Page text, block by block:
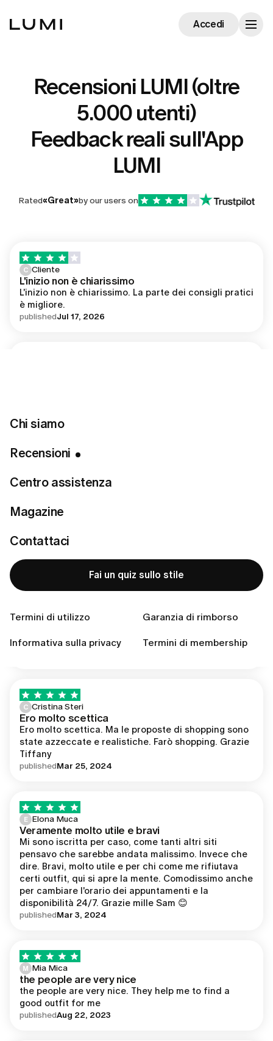
Chi siamo
Recensioni
Centro assistenza
Magazine
Contattaci
Fai un quiz sullo stile
Termini di utilizzo Garanzia di rimborso
Informativa sulla privacy Termini di membership
Accedi
Recensioni LUMI (oltre
5.000 utenti)
Feedback reali sull'App
LUMI
Rated«Great»by our users on
C Cliente
L'inizio non è chiarissimo
L'inizio non è chiarissimo. La parte dei consigli pratici
è migliore.
publishedJul 17, 2026
oltre ad altre piccole indicazioni è riuscita a
presentarmi un outfit perfetto
Mi è piaciuta molto la tempestività del…
Mi è piaciuta molto la tempestività del servizio e
preferenze. I link con i siti dove acquistare è
A alessandra massari
Kind and fast, really appreciate
C Cristina Steri
Ero molto scettica
Ero molto scettica. Ma le proposte di shopping sono
state azzeccate e realistiche. Farò shopping. Grazie
Tiffany
publishedMar 25, 2024
E Elona Muca
Veramente molto utile e bravi
Mi sono iscritta per caso, come tanti altri siti
pensavo che sarebbe andata malissimo. Invece che
dire. Bravi, molto utile e per chi come me rifiutava
certi outfit, qui si apre la mente. Comodissimo anche
per cambiare l'orario dei appuntamenti e la
disponibilità 24/7. Grazie mille Sam 😊
publishedMar 3, 2024
M Mia Mica
the people are very nice
the people are very nice. They help me to find a
good outfit for me
publishedAug 22, 2023